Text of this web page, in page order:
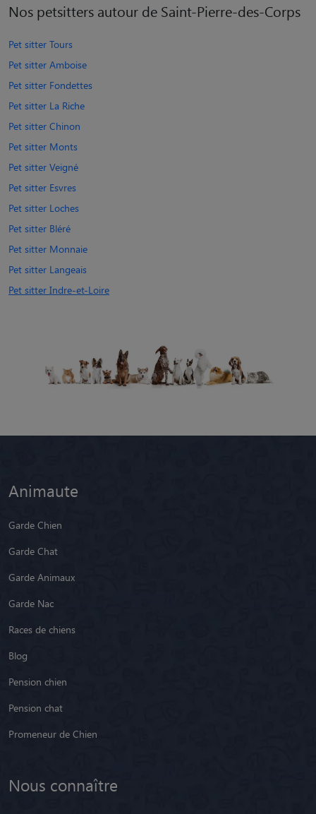
Nos petsitters autour de Saint-Pierre-des-Corps
Pet sitter Tours
Pet sitter Amboise
Pet sitter Fondettes
Pet sitter La Riche
Pet sitter Chinon
Pet sitter Monts
Pet sitter Veigné
Pet sitter Esvres
Pet sitter Loches
Pet sitter Bléré
Pet sitter Monnaie
Pet sitter Langeais
Pet sitter Indre-et-Loire
Animaute
Garde Chien
Garde Chat
Garde Animaux
Garde Nac
Races de chiens
Blog
Pension chien
Pension chat
Promeneur de Chien
Nous connaître